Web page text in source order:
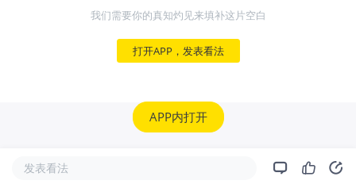
我们需要你的真知灼见来填补这片空白
打开APP，发表看法
APP内打开
发表看法